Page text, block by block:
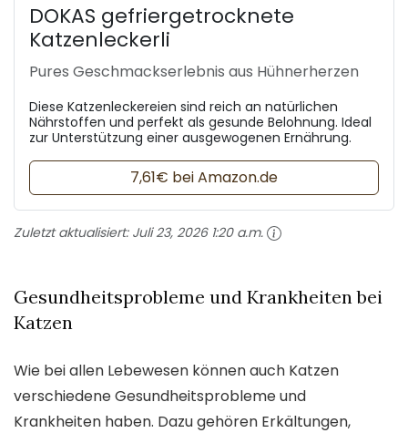
DOKAS gefriergetrocknete
Katzenleckerli
Pures Geschmackserlebnis aus Hühnerherzen
Diese Katzenleckereien sind reich an natürlichen
Nährstoffen und perfekt als gesunde Belohnung. Ideal
zur Unterstützung einer ausgewogenen Ernährung.
7,61€ bei Amazon.de
Zuletzt aktualisiert: Juli 23, 2026 1:20 a.m.
Gesundheitsprobleme und Krankheiten bei
Katzen
Wie bei allen Lebewesen können auch Katzen
verschiedene Gesundheitsprobleme und
Krankheiten haben. Dazu gehören Erkältungen,